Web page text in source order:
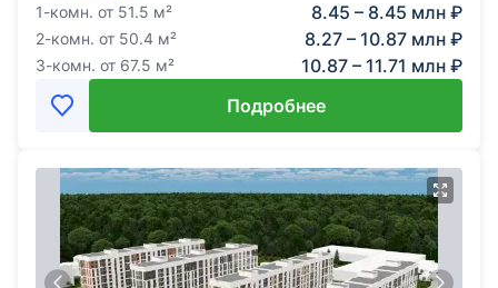
1-комн. от 51.5 м² 8.45 – 8.45 млн ₽
2-комн. от 50.4 м² 8.27 – 10.87 млн ₽
3-комн. от 67.5 м²
10.87 – 11.71 млн ₽
Подробнее